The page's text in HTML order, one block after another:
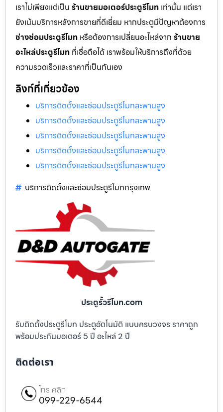
เราไม่เพียงแต่เป็น ร้านขายมอเตอร์ประตูรีโมท เท่านั้น แต่เรา
ยังเน้นบริการหลังการขายที่ดีเยี่ยม หากประตูมีปัญหาต้องการ
ช่างซ่อมประตูรีโมท หรือต้องการเปลี่ยนอะไหล่จาก ร้านขาย
อะไหล่ประตูรีโมท ที่เชื่อถือได้ เราพร้อมให้บริการถึงที่ด้วย
ความรวดเร็วและราคาที่เป็นกันเอง
ลิงก์ที่เกี่ยวข้อง
บริการติดตั้งและซ่อมประตูรีโมทสะพานสูง
บริการติดตั้งและซ่อมประตูรีโมทสะพานสูง
บริการติดตั้งและซ่อมประตูรีโมทสะพานสูง
บริการติดตั้งและซ่อมประตูรีโมทสะพานสูง
บริการติดตั้งและซ่อมประตูรีโมทสะพานสูง
บริการติดตั้งและซ่อมประตูรีโมทกรุงเทพ
ประตูรั้วรีโมท.com
รับติดตั้งประตูรีโมท ประตูอัตโนมัติ แบบครบวงจร ราคาถูก
พร้อมประกันมอเตอร์ 5 ปี อะไหล่ 2 ปี
ติดต่อเรา
โทร คลิก
099-229-6544